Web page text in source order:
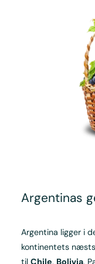
Argentinas
Argentina ligger i
kontinentets
til Chile, Bolivia,